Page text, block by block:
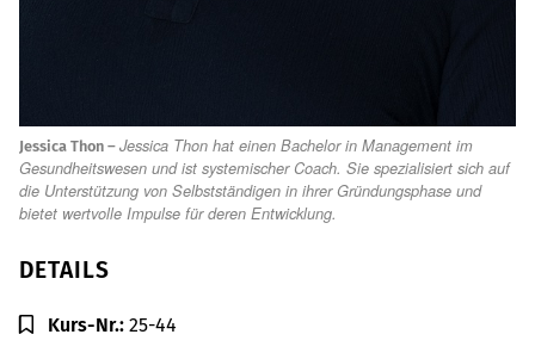
Jes­sica Thon – Jes­sica Thon hat einen Bache­lor in Manage­ment im
Gesund­heits­we­sen und ist sys­te­mi­scher Coach. Sie spe­zia­li­siert sich auf
die Unter­stüt­zung von Selbst­stän­di­gen in ihrer Grün­dungs­phase und
bietet wert­volle Impulse für deren Ent­wick­lung.
DETAILS
Kurs-Nr.: 25-44